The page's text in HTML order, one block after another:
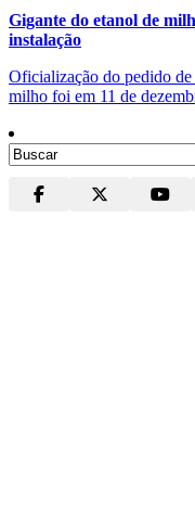
Gigante do etanol de
instalação
Oficialização do pedido
milho foi em 11 de